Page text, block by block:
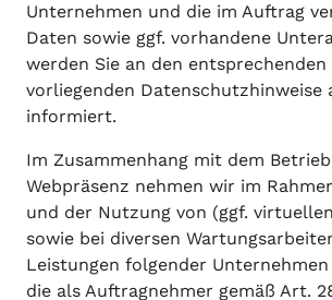
Unternehmen und die im Auftrag
Daten sowie ggf. vorhandene
werden Sie an den
vorliegenden Datenschutzhinweise
informiert.
Im Zusammenhang mit dem
Webpräsenz nehmen wir im
und der Nutzung von (ggf.
sowie bei diversen
Leistungen folgender
die als Auftragnehmer gemäß Art.